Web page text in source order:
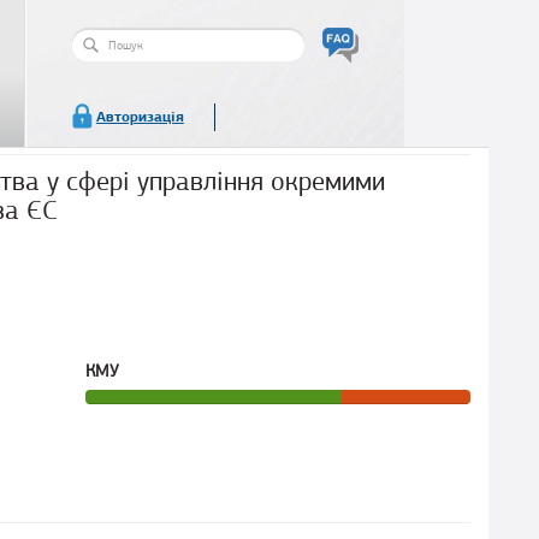
Пошукова
Авторизація
у сфері управління окремими
ЄС
КМУ